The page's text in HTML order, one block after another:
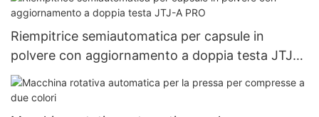
Riempitrice semiautomatica per capsule in
polvere con aggiornamento a doppia testa JTJ-A
PRO